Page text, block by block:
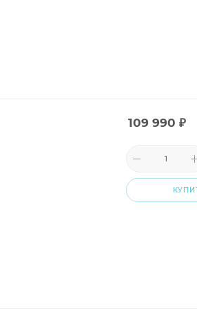
109 990 ₽